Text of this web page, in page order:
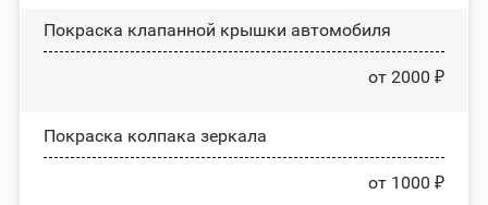
Покраска клапанной крышки автомобиля
от 2000 ₽
Покраска колпака зеркала
от 1000 ₽